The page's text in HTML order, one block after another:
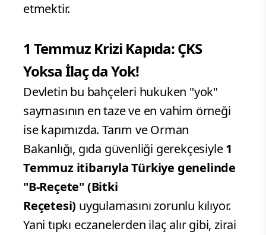
etmektir.
1 Temmuz Krizi Kapıda: ÇKS
Yoksa İlaç da Yok!
Devletin bu bahçeleri hukuken "yok"
saymasının en taze ve en vahim örneği
ise kapımızda. Tarım ve Orman
Bakanlığı, gıda güvenliği gerekçesiyle1
Temmuz itibarıyla Türkiye genelinde
"B-Reçete" (Bitki
Reçetesi) uygulamasını zorunlu kılıyor.
Yani tıpkı eczanelerden ilaç alır gibi, zirai